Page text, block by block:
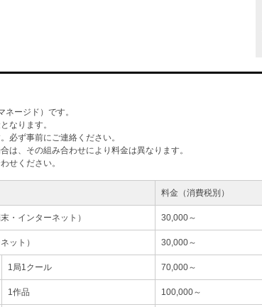
ージド）です。
なります。
必ず事前にご連絡ください。
は、その組み合わせにより料金は異なります。
せください。
料金（消費税別）
・インターネット） 30,000～
ット） 30,000～
1局1クール 70,000～
1作品 100,000～